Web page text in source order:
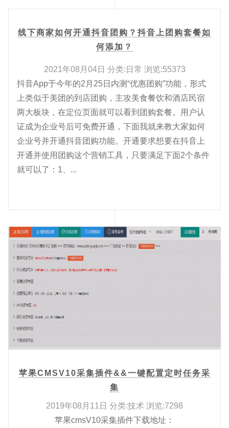
线下商家如何开通抖音团购？抖音上团购套餐如
何添加？
2021年08月04日 分类:日常 浏览:55373
抖音App于今年的2月25日内测“优惠团购”功能，形式
上类似于美团的到店团购，主攻美食餐饮和酒店民宿
两大板块，在定位页面就可以看到团购套餐。用户认
证成为企业号后可免费开通，下面我就来教大家如何
企业号并开通抖音团购功能。开通要求想要在抖音上
开通并使用团购这个营销工具，只要满足下面2个条件
就可以了：1、...
苹果CMSV10采集插件&&一键配置定时任务采
集
2019年08月11日 分类:技术 浏览:7298
苹果cmsV10采集插件下载地址：